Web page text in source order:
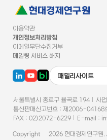
이용약관
개인정보처리방침
이메일무단수집거부
메일링 서비스 해지
패밀리사이트
서울특별시 종로구 율곡로 194 사
통신판매신고번호 : 제2006-04168
FAX : 02)2072-6229 E-mail :
Copyright © 2026 현대경제연구원